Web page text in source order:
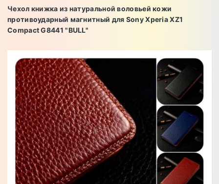
Чехол книжка из натуральной воловьей кожи
противоударный магнитный для Sony Xperia XZ1
Compact G8441 "BULL"